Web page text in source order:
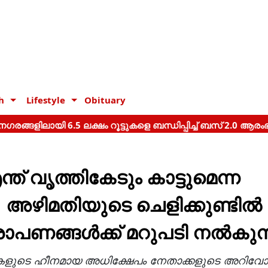
Lifestyle Obituary
വൃത്തികേടും കാട്ടുമെന്ന
മറുപടി
ഹീനമായ അധിക്ഷേപം നേതാക്കളുടെ